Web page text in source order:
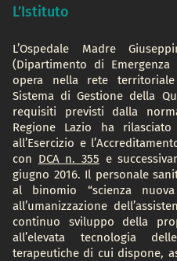
L’Istituto
L’Ospedale Madre
(Dipartimento di
opera nella rete territoriale
Sistema di Gestione della
requisiti previsti dalla
Regione Lazio ha rilasciato
all’Esercizio e
con DCA n. 355 e
giugno 2016. Il personale
al binomio “scienza
all’umanizzazione
continuo sviluppo della
all’elevata tecnologia
terapeutiche di cui dispone,